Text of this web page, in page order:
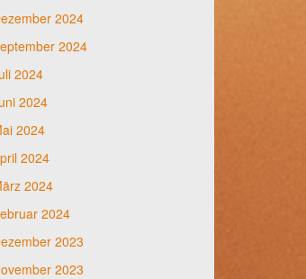
2024
2024
2024
2024
2024
2024
2024
2024
2023
2023